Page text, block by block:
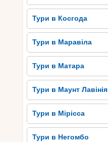
Тури в Косгода
Тури в Маравіла
Тури в Матара
Тури в Маунт Лавінія
Тури в Мірісса
Тури в Негомбо